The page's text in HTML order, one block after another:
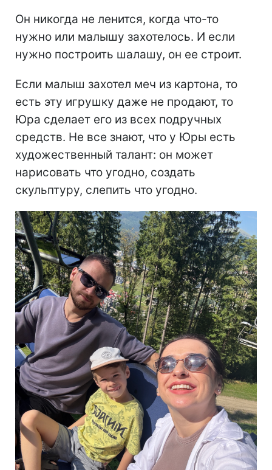
Он никогда не ленится, когда что-то
нужно или малышу захотелось. И если
нужно построить шалашу, он ее строит.
Если малыш захотел меч из картона, то
есть эту игрушку даже не продают, то
Юра сделает его из всех подручных
средств. Не все знают, что у Юры есть
художественный талант: он может
нарисовать что угодно, создать
скульптуру, слепить что угодно.